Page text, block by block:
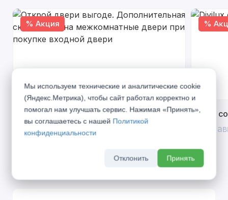
% Акция
Открой двери выгоде. Дополнительная
скидка 10% на межкомнатные двери при
покупке входной двери
%
Divilux
До 31
Мы используем технические и аналитические cookie
(Яндекс.Метрика), чтобы сайт работал корректно и
помогал нам улучшать сервис. Нажимая «Принять»,
вы соглашаетесь с нашей Политикой
конфиденциальности
Отклонить Принять